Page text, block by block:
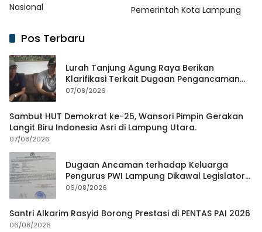
Nasional
Pemerintah Kota Lampung
Pos Terbaru
Lurah Tanjung Agung Raya Berikan
Klarifikasi Terkait Dugaan Pengancaman
Antar Warga Yang Berujung Laporan ke
07/08/2026
Sambut HUT Demokrat ke-25, Wansori Pimpin Gerakan
Langit Biru Indonesia Asri di Lampung Utara.
07/08/2026
Dugaan Ancaman terhadap Keluarga
Pengurus PWI Lampung Dikawal Legislator
dan Jurnalis
06/08/2026
Santri Alkarim Rasyid Borong Prestasi di PENTAS PAI 2026
06/08/2026